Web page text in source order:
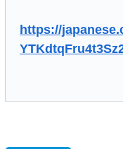
https://